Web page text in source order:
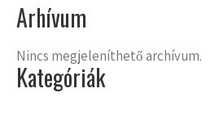
Arhívum
Nincs megjeleníthető archívum.
Kategóriák